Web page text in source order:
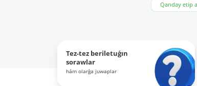
Qanday etip
Tez-tez beriletuǵın
sorawlar
hám olarǵa juwaplar